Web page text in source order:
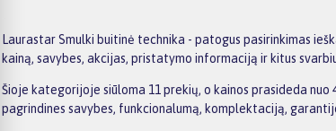
Laurastar Smulki buitinė technika - patogus pasirinkimas
kainą, savybes, akcijas, pristatymo informaciją ir kitus
Šioje kategorijoje siūloma 11 prekių, o kainos prasideda
pagrindines savybes, funkcionalumą, komplektaciją,